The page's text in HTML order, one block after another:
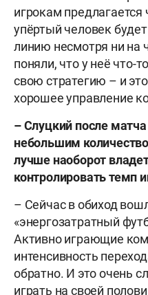
игрокам предлагается
упёртый человек
линию несмотря ни на
поняли, что у неё что-
свою стратегию – и
хорошее управление
– Слуцкий после матча
небольшим
лучше наоборот
контролировать темп
– Сейчас в обиход
«энергозатратный
Активно играющие
интенсивность
обратно. И это очень
играть на своей